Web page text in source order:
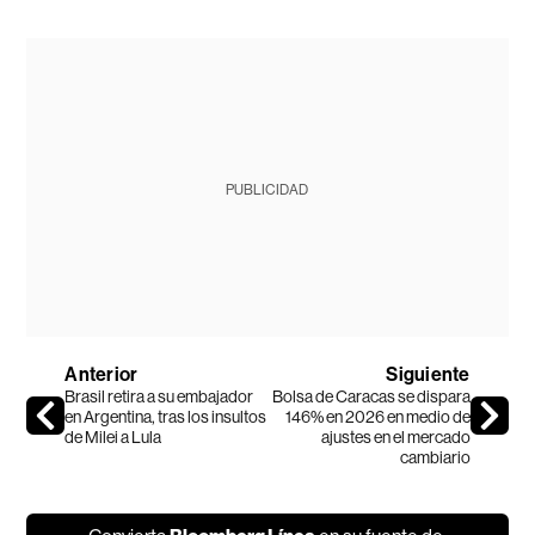
PUBLICIDAD
Anterior
Brasil retira a su embajador
en Argentina, tras los insultos
de Milei a Lula
Siguiente
Bolsa de Caracas se dispara
146% en 2026 en medio de
ajustes en el mercado
cambiario